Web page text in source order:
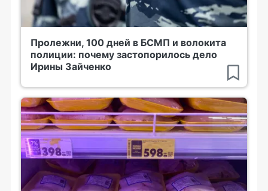
Пролежни, 100 дней в БСМП и волокита
полиции: почему застопорилось дело
Ирины Зайченко